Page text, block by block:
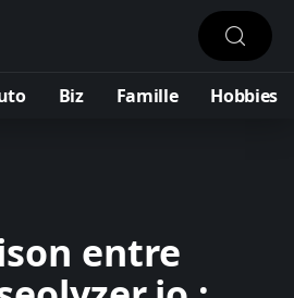
Biz Famille Hobbies
entre